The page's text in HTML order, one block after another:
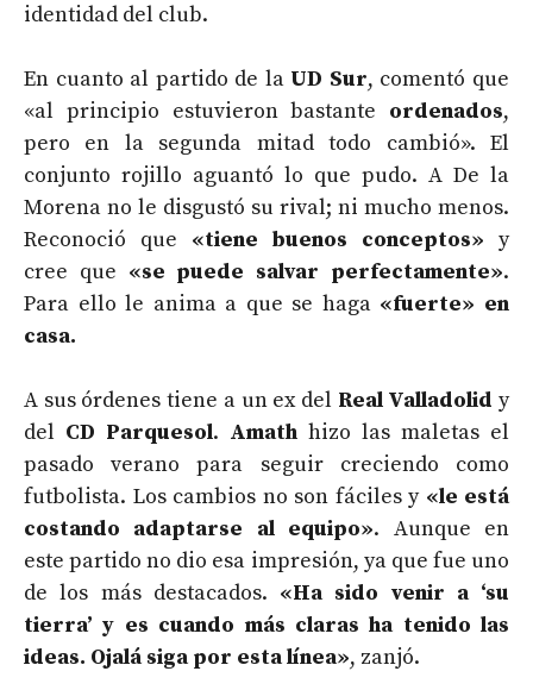
identidad del club.
En cuanto al partido de la UD Sur, comentó que
«al principio estuvieron bastante ordenados,
pero en la segunda mitad todo cambió». El
conjunto rojillo aguantó lo que pudo. A De la
Morena no le disgustó su rival; ni mucho menos.
Reconoció que «tiene buenos conceptos» y
cree que «se puede salvar perfectamente».
Para ello le anima a que se haga«fuerte» en
casa.
A sus órdenes tiene a un ex del Real Valladolid y
del CD Parquesol. Amath hizo las maletas el
pasado verano para seguir creciendo como
futbolista. Los cambios no son fáciles y «le está
costando adaptarse al equipo». Aunque en
este partido no dio esa impresión, ya que fue uno
de los más destacados. «Ha sido venir a ‘su
tierra’ y es cuando más claras ha tenido las
ideas. Ojalá siga por esta línea», zanjó.